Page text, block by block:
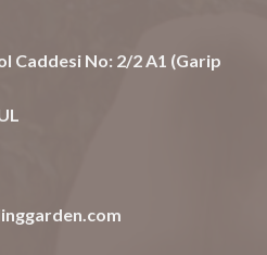
Caddesi No: 2/2 A1 (Garip